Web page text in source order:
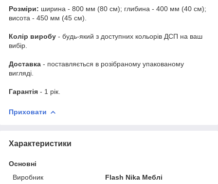
Розміри: ширина - 800 мм (80 см); глибина - 400 мм (40 см);
висота - 450 мм (45 см).
Колір виробу - будь-який з доступних кольорів ДСП на ваш
вибір.
Доставка - поставляється в розібраному упакованому
вигляді.
Гарантія - 1 рік.
Приховати
Характеристики
Основні
Виробник
Flash Nika Меблі